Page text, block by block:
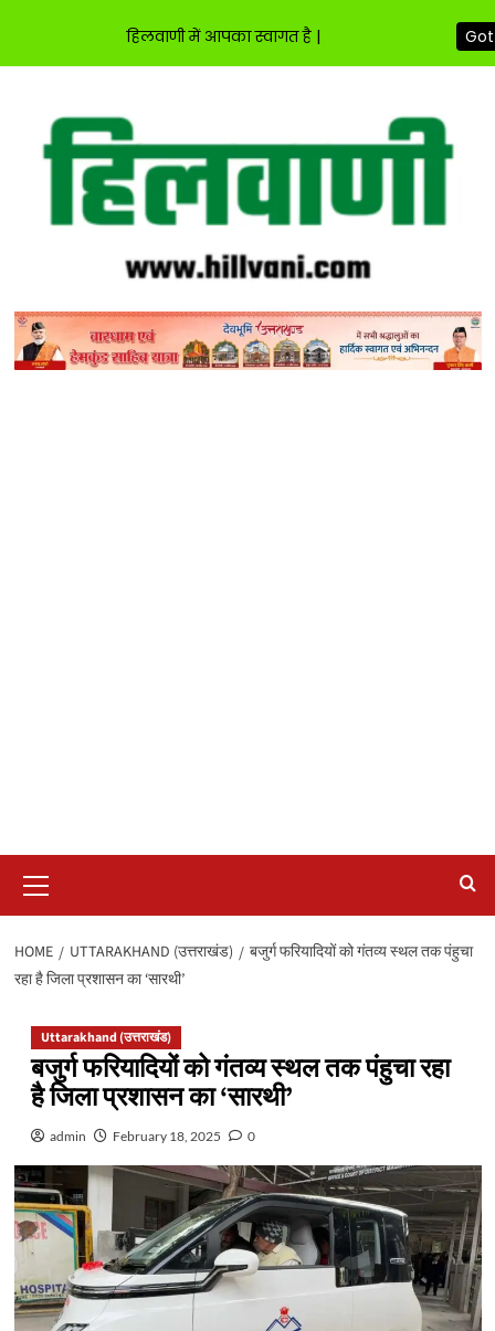
content
Menu
HOME UTTARAKHAND (उत्तराखंड)
बजुर्ग फरियादियों को गंतव्य स्थल तक पंहुचा
रहा है जिला प्रशासन का ‘सारथी’
Uttarakhand (उत्तराखंड)
बजुर्ग फरियादियों को गंतव्य स्थल तक पंहुचा रहा
है जिला प्रशासन का ‘सारथी’
admin February 18, 2025 0
हिलवाणी में आपका स्वागत है |